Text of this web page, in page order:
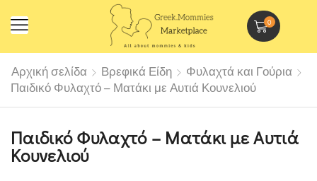
0
Αρχική σελίδα Βρεφικά Είδη
Φυλαχτά και Γούρια
Παιδικό Φυλαχτό – Ματάκι με Αυτιά Κουνελιού
Παιδικό Φυλαχτό – Ματάκι με Αυτιά
Κουνελιού